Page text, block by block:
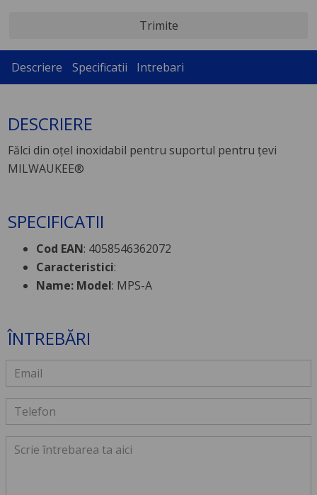
Trimite
Descriere Specificatii Intrebari
DESCRIERE
Fălci din oțel inoxidabil pentru suportul pentru țevi
MILWAUKEE®
SPECIFICATII
Cod EAN: 4058546362072
Caracteristici:
Name: Model: MPS-A
ÎNTREBĂRI